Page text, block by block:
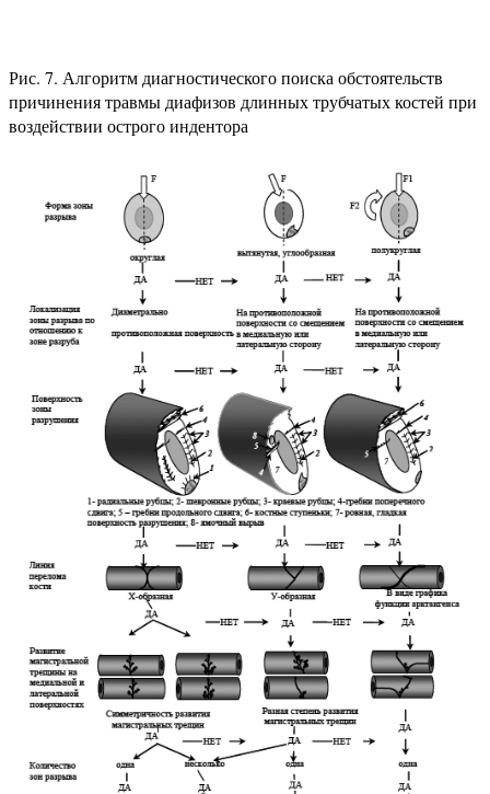
Рис. 7. Алгоритм диагностического поиска обстоятельств
причинения травмы диафизов длинных трубчатых костей при
воздействии острого индентора